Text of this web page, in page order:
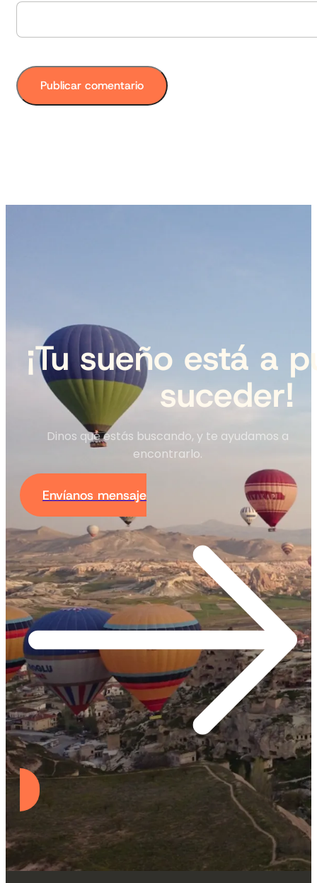
¡Tu sueño está a
suceder!
Dinos qué estás buscando, y te ayudamos a
encontrarlo.
Envíanos mensaje